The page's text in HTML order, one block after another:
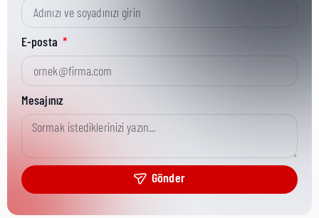
Kısa Parça No:
Ürün Grubu:
Ürün Kategorisi:
Nakliye Yüksekliği:
E-posta
Mesajınız
Gönder